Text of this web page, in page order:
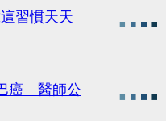
習慣天天
癌 醫師公